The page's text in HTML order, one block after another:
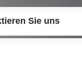
Sie uns